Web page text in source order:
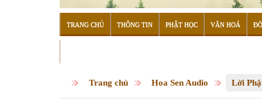
TRANG CHỦ THÔNG TIN PHẬT HỌC VĂN HOÁ
Trang chủ Hoa Sen Audio Lời